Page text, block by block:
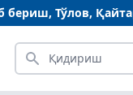
бериш, Тўлов,
Қидириш